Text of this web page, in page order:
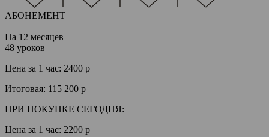
АБОНЕМЕНТ
На 12 месяцев
48 уроков
Цена за 1 час: 2400 р
Итоговая: 115 200 р
ПРИ ПОКУПКЕ СЕГОДНЯ:
Цена за 1 час: 2200 р